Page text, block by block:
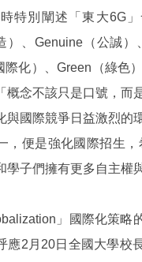
別闡述「東大6G」
）、Genuine（公誠）
際化）、Green（綠色
概念不該只是口號，而
與國際競爭日益激烈的
，便是強化國際招生
學子們擁有更多自主權
」國際化策略
應2月20日全國大學校